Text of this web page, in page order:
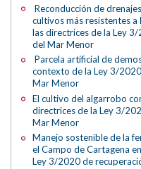
Reconducción de
cultivos más resistentes a
las directrices de la Ley
del Mar Menor
Parcela artificial de
contexto de la Ley 3/
Mar Menor
El cultivo del algarrobo
directrices de la Ley 3/
Mar Menor
Manejo sostenible de la
el Campo de Cartagena
Ley 3/2020 de